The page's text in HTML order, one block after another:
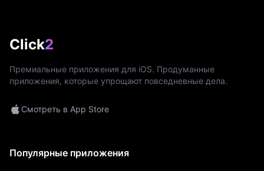
Click2
Премиальные приложения для iOS. Продуманные
приложения, которые упрощают повседневные дела.
Смотреть в App Store
Популярные приложения